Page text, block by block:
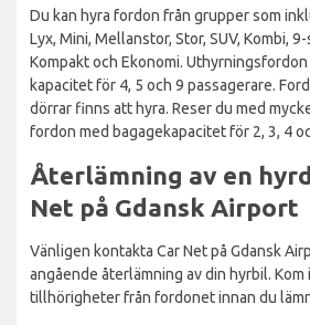
Du kan hyra fordon från grupper som
Lyx, Mini, Mellanstor, Stor, SUV, Kombi,
Kompakt och Ekonomi.
kapacitet för 4, 5 och 9 passagerare.
dörrar finns att hyra. Reser du med
fordon med bagagekapacitet för 2, 3, 4
Återlämning av en
Net på Gdansk Airport
Vänligen kontakta Car Net på Gdansk
angående återlämning av din hyrbil. Kom
tillhörigheter från fordonet innan du